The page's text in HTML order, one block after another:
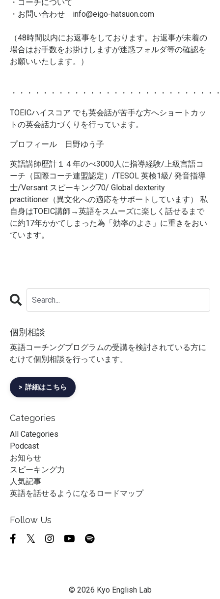
・ コーチについて
・お問い合わせ info@eigo-hatsuon.com
（48時間以内にお返事をしております。お返事が未着の
場合はお手数をお掛けしますが迷惑フォルダ等の確認を
お願いいたします。）
・・・・・・・・・・・・・・・・・・・・・・・・・・
TOEICハイスコア でも英会話が苦手な方へショートカッ
トの英会話力づくりを行っています。
プロフィール 日野ゆう子
英語講師歴計１４年のべ3000人に指導経験/上級言語コ
ーチ（国際コーチ連盟認定）/TESOL 英検1級/ 発音指導
士/Versant スピーキング70/ Global dexterity
practitioner（異文化への適応をサポートしています） 私
自身はTOEIC講師→英語をスムーズに楽しく話せるまで
に約17年かかてしまった為「効率のよさ」に重きをおい
ています。
個別相談
英語コーチングプログラムの受講を検討されている方に
むけて個別相談を行っています。
> 詳細はこちら
Categories
All Categories
Podcast
お知らせ
スピーキング力
人気記事
英語を話せるようになるロードマップ
Follow Us
© 2026 Kyo English Lab